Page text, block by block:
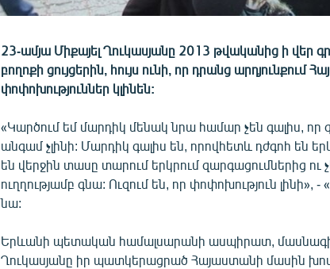
23-ամյա Միքայել Ղուկասյանը 2013 թվականից ի վեր
բողոքի ցույցերին, հույս ունի, որ դրանց արդյունքում
փոփոխություններ կլինեն:
«Կարծում եմ մարդիկ մենակ նրա համար չեն գալիս, որ
անգամ չլինի: Մարդիկ գալիս են, որովհետև դժգոհ են
են վերջին տասը տարում երկրում զարգացումներից ու
ուղղությամբ գնա: Ուզում են, որ փոփոխություն լինի»,
նա:
Երևանի պետական համալսարանի ասպիրատ,
Ղուկասյանը իր պատկերացրած Հայաստանի մասին